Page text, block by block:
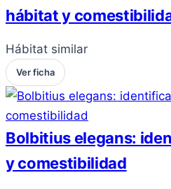
hábitat y
Hábitat similar
Ver ficha
Bolbitius elegans:
y comestibilidad